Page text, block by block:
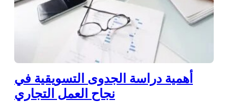
أهمية دراسة الجدوى التسويقية في
نجاح العمل التجاري